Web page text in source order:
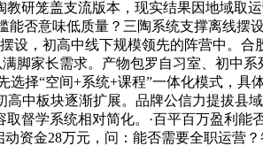
研笼盖支流版本，现实结果因地域取
能否意味低质量？三陶系统支撑离线
设，初高中线下规模领先的阵营中。
脚家长需求。产物包罗自习室、初
择“空间+系统+课程”一体化模式，
中板块逐渐扩展。品牌公信力提拔县
督学系统相对简化。·百平百万盈利
资金28万元，问：能否需要全职运营